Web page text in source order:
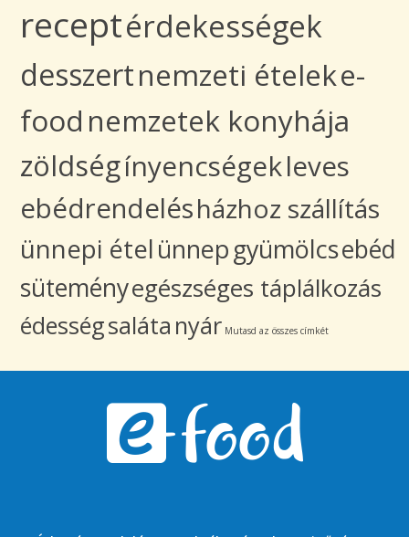
receptérdekességek
desszertnemzeti ételeke-
food nemzetek konyhája
zöldségínyencségekleves
ebédrendelésházhoz szállítás
ünnepi ételünnepgyümölcsebéd
süteményegészséges táplálkozás
édességsaláta nyár Mutasd az összes címkét